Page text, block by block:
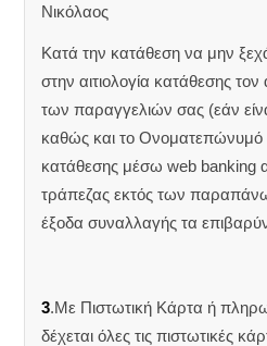
Νικόλαος
Κατά την κατάθεση να μην
στην αιτιολογία κατάθεσης
των παραγγελιών σας (εάν
καθώς και το
κατάθεσης μέσω web banking
τράπεζας εκτός των
έξοδα συναλλαγής τα
3.Με Πιστωτική Κάρτα ή
δέχεται όλες τις πιστωτικές